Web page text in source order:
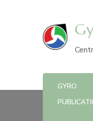
GYRO